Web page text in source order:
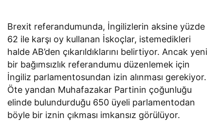
Brexit referandumunda, İngilizlerin aksine yüzde
62 ile karşı oy kullanan İskoçlar, istemedikleri
halde AB’den çıkarıldıklarını belirtiyor. Ancak yeni
bir bağımsızlık referandumu düzenlemek için
İngiliz parlamentosundan izin alınması gerekiyor.
Öte yandan Muhafazakar Partinin çoğunluğu
elinde bulundurduğu 650 üyeli parlamentodan
böyle bir iznin çıkması imkansız görülüyor.